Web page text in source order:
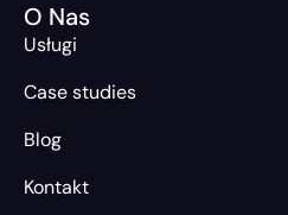
O Nas
Usługi
Case studies
Blog
Kontakt